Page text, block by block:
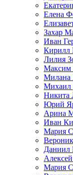
Елена
Захар
Иван
Кирилл
Лилия
Максим
Милана
Михаил
Никита
Юрий
Арина
Иван
Мария
Даниил
Мария